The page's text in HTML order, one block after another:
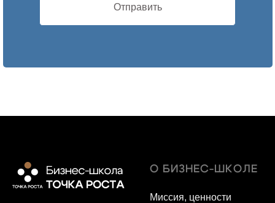
Отправить
О БИЗНЕС-ШКОЛЕ
Миссия, ценности